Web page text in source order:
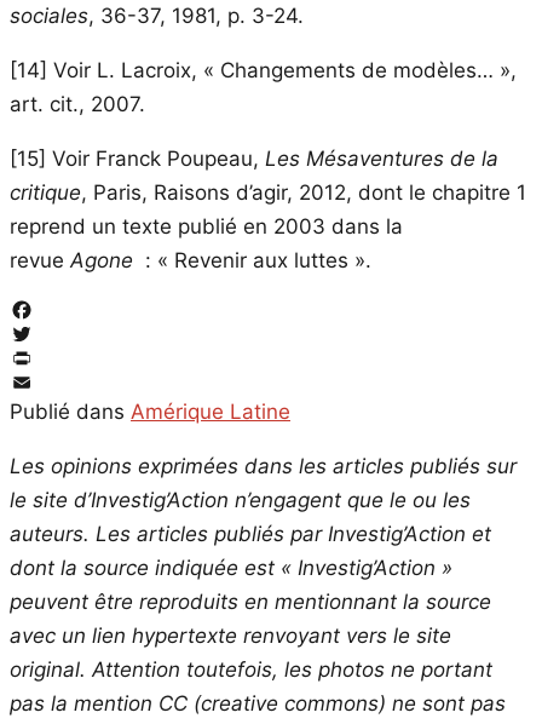
sociales, 36-37, 1981, p. 3-24.
[14] Voir L. Lacroix, « Changements de modèles… »,
art. cit., 2007.
[15] Voir Franck Poupeau, Les Mésaventures de la
critique, Paris, Raisons d’agir, 2012, dont le chapitre 1
reprend un texte publié en 2003 dans la
revueAgone : « Revenir aux luttes ».
Facebook
Twitter
PrintFriendly
Email
Publié dans Amérique Latine
Les opinions exprimées dans les articles publiés sur
le site d’Investig’Action n’engagent que le ou les
auteurs. Les articles publiés par Investig’Action et
dont la source indiquée est « Investig’Action »
peuvent être reproduits en mentionnant la source
avec un lien hypertexte renvoyant vers le site
original. Attention toutefois, les photos ne portant
pas la mention CC (creative commons) ne sont pas